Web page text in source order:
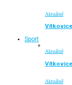
Aktuálně
Sport
Aktuálně
Aktuálně